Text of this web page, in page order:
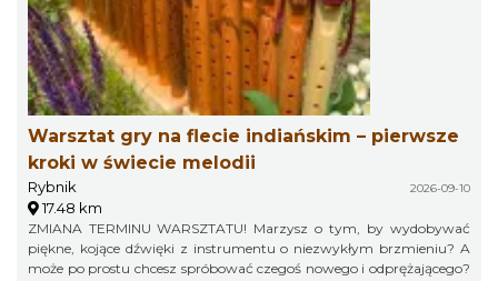
Warsztat gry na flecie indiańskim – pierwsze
kroki w świecie melodii
Rybnik 2026-09-10
17.48 km
ZMIANA TERMINU WARSZTATU! Marzysz o tym, by wydobywać
piękne, kojące dźwięki z instrumentu o niezwykłym brzmieniu? A
może po prostu chcesz spróbować czegoś nowego i odprężającego?